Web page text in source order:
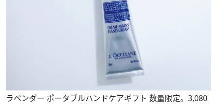
ラベンダー ポータブルハンドケアギフト 数量限定。3,080